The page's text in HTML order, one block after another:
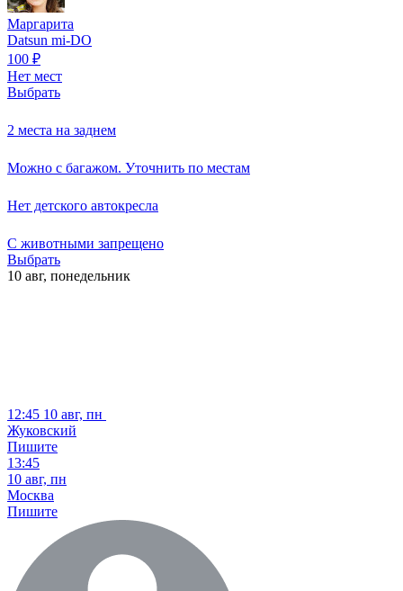
Маргарита
Datsun mi-DO
100 ₽
Нет мест
Выбрать
2 места на заднем
Можно с багажом. Уточнить по местам
Нет детского автокресла
С животными запрещено
Выбрать
10 авг, понедельник
12:45 10 авг, пн
Жуковский
Пишите
13:45
10 авг, пн
Москва
Пишите